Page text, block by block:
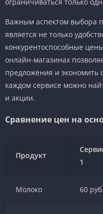
Важным аспектом выбора
является не только
конкурентоспособные
онлайн-магазинах
предложения и экономить
каждом сервисе можно
и акции.
Сравнение цен на
Продукт
1
Молоко 60 руб.